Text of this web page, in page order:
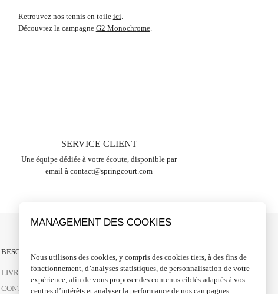
Retrouvez nos tennis en toile ici.
Découvrez la campagne G2 Monochrome.
SERVICE CLIENT
Une équipe dédiée à votre écoute, disponible par
email à contact@springcourt.com
BESOIN D'AIDE ?
LIVRAISONS ET RETOURS
CONTACTEZ-NOUS
FACEBOOK
INSTAGRAM
MANAGEMENT DES COOKIES
Nous utilisons des cookies, y compris des cookies tiers, à des fins de
fonctionnement, d’analyses statistiques, de personnalisation de votre
expérience, afin de vous proposer des contenus ciblés adaptés à vos
centres d’intérêts et analyser la performance de nos campagnes